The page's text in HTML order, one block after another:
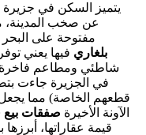
يتميز السكن في جزيرة
عن صخب المدينة،
مفتوحة على
بلغاري فيها يعني
شاطئي ومطاعم فاخرة
في الجزيرة جاءت
قطعهم الخاصة) مما يجعل
الآونة الأخيرة صفقات بيع